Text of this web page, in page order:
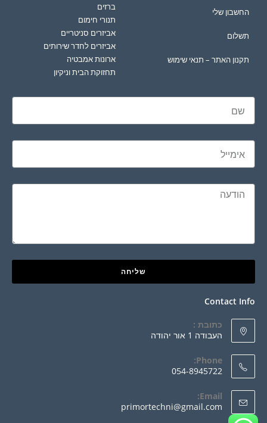
החשבון שלי
תשלום
תקנון האתר – תנאי שימוש
ברזים
תנורי חימום
אביזרים סניטריים
אביזרים לחדר שירותים
ארונות אמבטיה
תחזוקת הבית וניקיון
שליחה
Contact Info
כתובת :
העבודה 1 אור יהודה
Phone:
054-8945722
Email:
primortechni@gmail.com